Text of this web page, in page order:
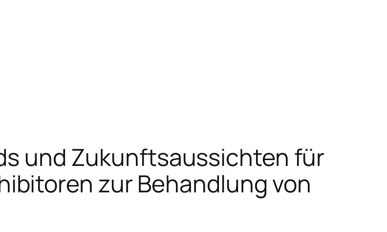
und Zukunftsaussichten für
zur Behandlung von